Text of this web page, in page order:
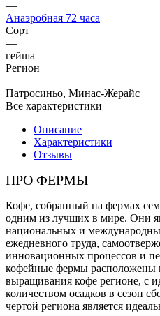
—
Анаэробная 72 часа
Сорт
—
гейша
Регион
—
Патросиньо, Минас-Жерайс
Все характеристики
Описание
Характеристики
Отзывы
ПРО ФЕРМЫ
Кофе, собранный на фермах
одним из лучших в мире. Они
национальных и
ежедневного труда,
инновационных процессов и
кофейные фермы расположены
выращивания кофе регионе, с
количеством осадков в сезон
чертой региона является